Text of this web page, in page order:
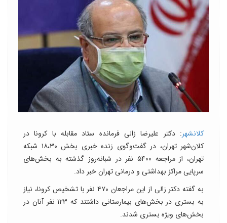
کلانشهر: دکتر علیرضا زالی فرمانده ستاد مقابله با کرونا در
کلان‌شهر تهران، در گفت‌وگوی زنده خبری بخش ۱۸،۳۰ شبکه
تهران، از مراجعه ۵۴۰۰ نفر در شبانه‌روز گذشته به بخش‌های
سرپایی مراکز بهداشتی و درمانی تهران خبر داد.
به گفته دکتر زالی از این مراجعان ۴۷۰ نفر با تشخیص کرونا، نیاز
به بستری در بخش‌های بیمارستانی داشتند که ۱۲۳ نفر آنان در
بخش‌های ویژه بستری شدند.